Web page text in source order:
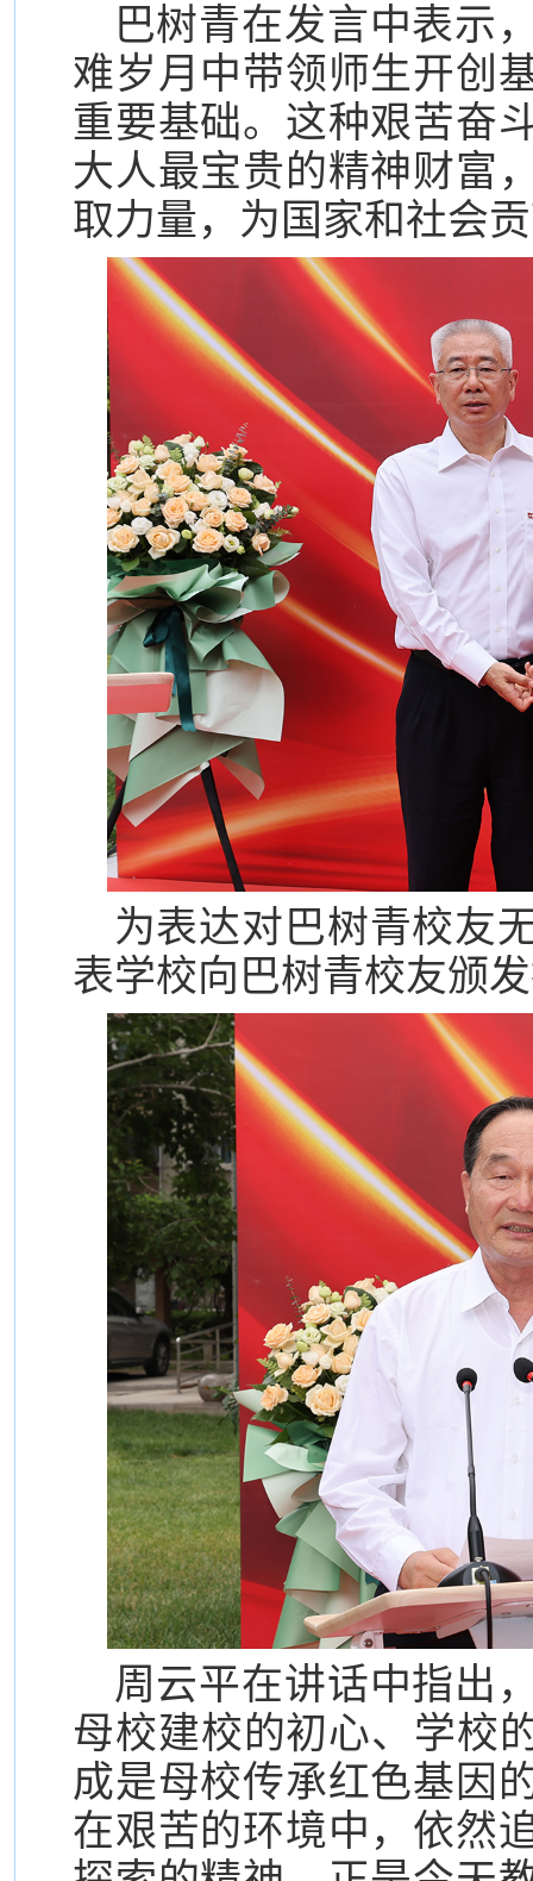
巴树青在发言中表示
难岁月中带领师生开创
重要基础。这种艰苦奋
大人最宝贵的精神财富
取力量，为国家和社会
为表达对巴树青校友
表学校向巴树青校友颁
周云平在讲话中指出
母校建校的初心、学校
成是母校传承红色基因
在艰苦的环境中，依然